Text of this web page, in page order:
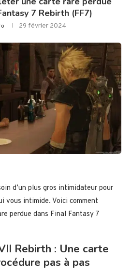
7 Rebirth (FF7)
29 février 2024
d’un plus gros intimidateur pour
vous intimide. Voici comment
perdue dans Final Fantasy 7
Rebirth : Une carte
pas à pas